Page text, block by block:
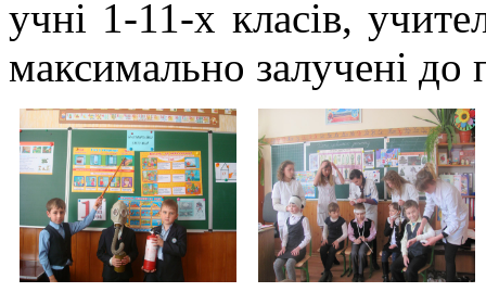
учні 1-11-х класів,
максимально залучені до